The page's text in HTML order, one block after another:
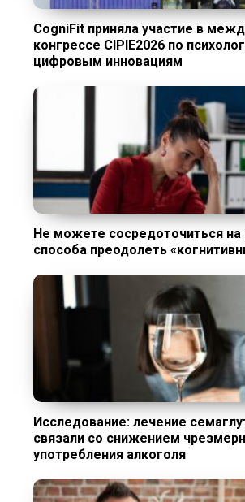
CogniFit приняла участие в
конгрессе CIPIE2026 по
цифровым инновациям
Не можете сосредоточиться на
способа преодолеть
Исследование: лечение
связали со снижением
употребления алкоголя